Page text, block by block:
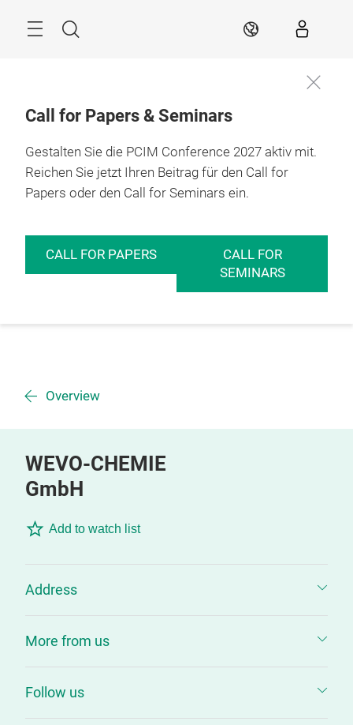
Suche DE
Call for Papers & Seminars
Gestalten Sie die PCIM Conference 2027 aktiv mit.
Reichen Sie jetzt Ihren Beitrag für den Call for
Papers oder den Call for Seminars ein.
CALL FOR PAPERS
CALL FOR
SEMINARS
Overview
WEVO-CHEMIE
GmbH
Add to watch list
Address
More from us
Follow us